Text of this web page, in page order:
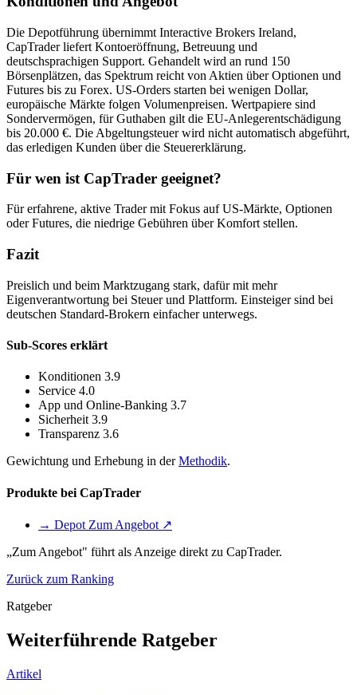
Die Depotführung übernimmt Interactive Brokers Ireland,
CapTrader liefert Kontoeröffnung, Betreuung und
deutschsprachigen Support. Gehandelt wird an rund 150
Börsenplätzen, das Spektrum reicht von Aktien über Optionen und
Futures bis zu Forex. US-Orders starten bei wenigen Dollar,
europäische Märkte folgen Volumenpreisen. Wertpapiere sind
Sondervermögen, für Guthaben gilt die EU-Anlegerentschädigung
bis 20.000 €. Die Abgeltungsteuer wird nicht automatisch abgeführt,
das erledigen Kunden über die Steuererklärung.
Für wen ist CapTrader geeignet?
Für erfahrene, aktive Trader mit Fokus auf US-Märkte, Optionen
oder Futures, die niedrige Gebühren über Komfort stellen.
Fazit
Preislich und beim Marktzugang stark, dafür mit mehr
Eigenverantwortung bei Steuer und Plattform. Einsteiger sind bei
deutschen Standard-Brokern einfacher unterwegs.
Sub-Scores erklärt
Konditionen 3.9
Service 4.0
App und Online-Banking 3.7
Sicherheit 3.9
Transparenz 3.6
Gewichtung und Erhebung in derMethodik.
Produkte bei CapTrader
→ Depot Zum Angebot ↗
„Zum Angebot" führt als Anzeige direkt zu CapTrader.
Zurück zum Ranking
Ratgeber
Weiterführende Ratgeber
Artikel